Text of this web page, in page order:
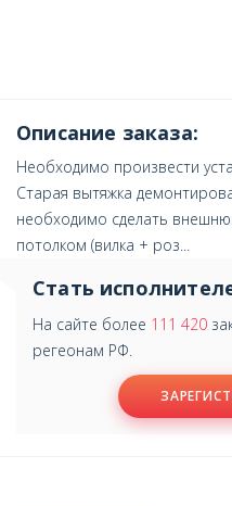
Описание заказа:
Необходимо произвести
Старая вытяжка
необходимо сделать
потолком (вилка + роз...
Стать
На сайте более 111 420
регеонам РФ.